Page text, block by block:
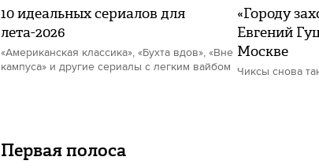
10 идеальных сериалов для
лета-2026
«Американская классика», «Бухта вдов», «Вне
кампуса» и другие сериалы с легким вайбом
«Городу
Евгений
Москве
Чиксы снова
Первая полоса